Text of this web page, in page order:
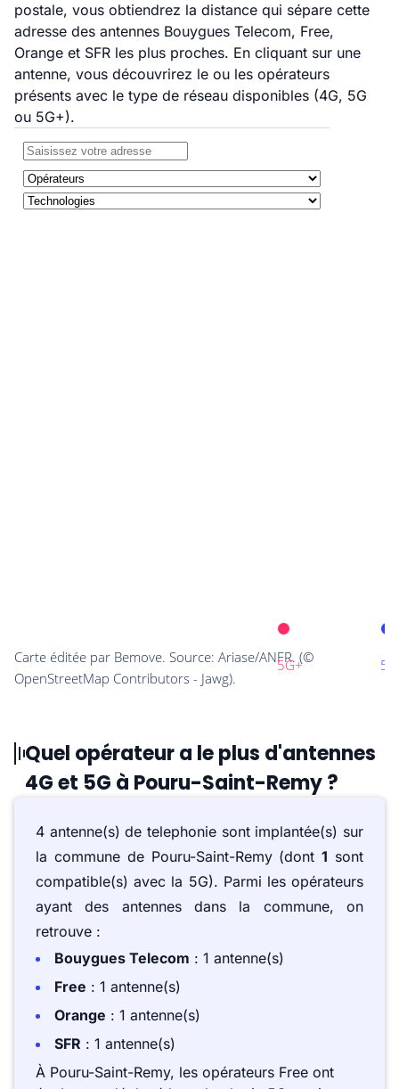
postale, vous obtiendrez la distance qui sépare cette
adresse des antennes Bouygues Telecom, Free,
Orange et SFR les plus proches. En cliquant sur une
antenne, vous découvrirez le ou les opérateurs
présents avec le type de réseau disponibles (4G, 5G
ou 5G+).
Quel opérateur a le plus d'antennes
4G et 5G à Pouru-Saint-Remy ?
4 antenne(s) de telephonie sont implantée(s) sur
la commune de Pouru-Saint-Remy (dont1 sont
compatible(s) avec la 5G). Parmi les opérateurs
ayant des antennes dans la commune, on
retrouve :
Bouygues Telecom : 1 antenne(s)
Free : 1 antenne(s)
Orange : 1 antenne(s)
SFR : 1 antenne(s)
À Pouru-Saint-Remy, les opérateurs Free ont